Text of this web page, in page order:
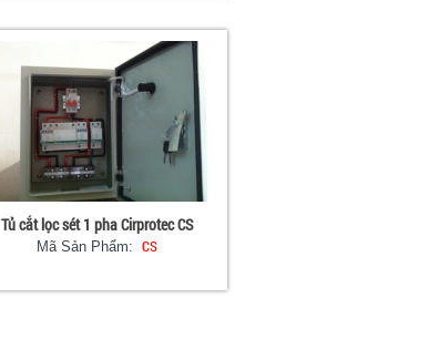
Tủ cắt lọc sét 1 pha Cirprotec CS
Mã Sản Phẩm: CS